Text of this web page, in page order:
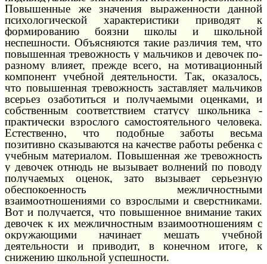
Повышенные же значения выраженности данной
психологической характеристики приводят к
формированию боязни школы и школьной
неспешности. Объясняются такие различия тем, что
повышенная тревожность у мальчиков и девочек по-
разному влияет, прежде всего, на мотивационный
компонент учебной деятельности. Так, оказалось,
что повышенная тревожность заставляет мальчиков
всерьез озаботиться и получаемыми оценками, и
собственным соответствием статусу школьника -
практически взрослого самостоятельного человека.
Естественно, что подобные заботы весьма
позитивно сказываются на качестве работы ребенка с
учебным материалом. Повышенная же тревожность
у девочек отнюдь не вызывает волнений по поводу
получаемых оценок, зато вызывает серьезную
обеспокоенность межличностными
взаимоотношениями со взрослыми и сверстниками.
Вот и получается, что повышенное внимание таких
девочек к их межличностным взаимоотношениям с
окружающими начинает мешать учебной
деятельности и приводит, в конечном итоге, к
снижению школьной успешности.